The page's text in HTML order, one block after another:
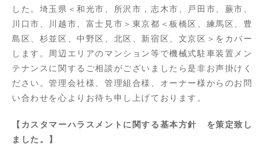
した。埼玉県＜和光市、所沢市，志木市、戸田市、蕨市、
川口市、川越市、富士見市＞東京都＜板橋区、練馬区、豊
島区、杉並区、中野区、北区、新宿区、文京区＞をカバー
します。周辺エリアのマンション等で機械式駐車装置メン
テナンスに関するご相談がございましたら是非お声掛けく
ださい。管理会社様、管理組合様、オーナー様からのお問
い合わせを心よりお待ち申し上げております。
【カスタマーハラスメントに関する基本方針 を策定致し
ました。】